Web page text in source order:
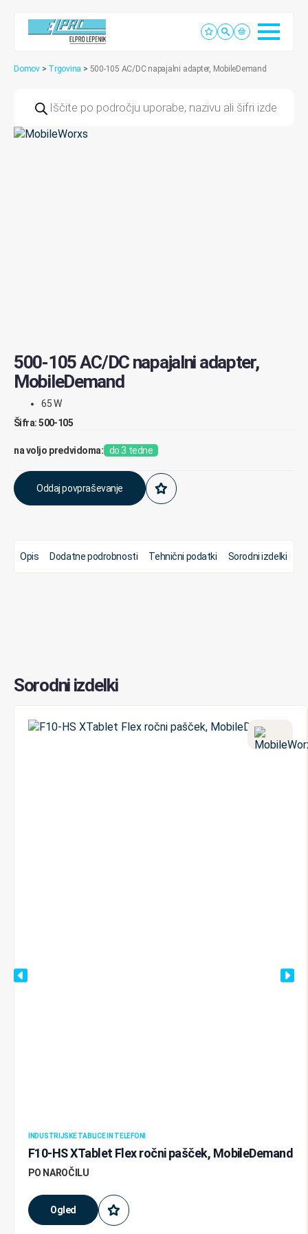
Domov > Trgovina > 500-105 AC/DC napajalni adapter, MobileDemand
search
500-105 AC/DC napajalni adapter,
MobileDemand
65 W
Šifra: 500-105
na voljo predvidoma: do 3 tedne
Oddaj povpraševanje
Opis Dodatne podrobnosti Tehnični podatki Sorodni izdelki
Sorodni izdelki
INDUSTRIJSKE TABLICE IN TELEFONI
F10-HS XTablet Flex ročni pašček, MobileDemand
Ogled
PO NAROČILU